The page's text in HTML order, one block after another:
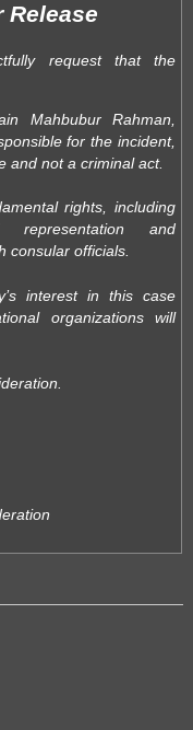
Release
request that the
Mahbubur Rahman,
for the incident,
and not a criminal act.
rights, including
and
consular officials.
interest in this case
organizations will